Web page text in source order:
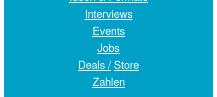
Interviews
Events
Jobs
Deals / Store
Zahlen